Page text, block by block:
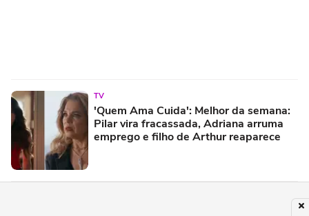
TV
'Quem Ama Cuida': Melhor da semana:
Pilar vira fracassada, Adriana arruma
emprego e filho de Arthur reaparece